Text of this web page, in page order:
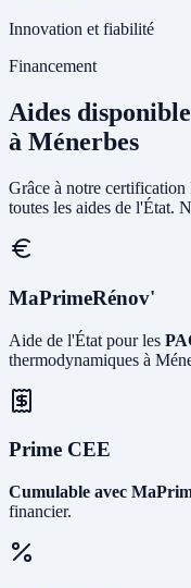
Innovation et fiabilité
Financement
Aides
à Ménerbes
Grâce à notre
toutes les aides de l'État.
MaPrimeRénov'
Aide de l'État pour les
thermodynamiques à
Prime CEE
Cumulable avec
financier.